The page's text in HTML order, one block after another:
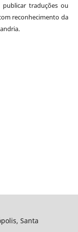
publicar traduções ou
reconhecimento da
Santa